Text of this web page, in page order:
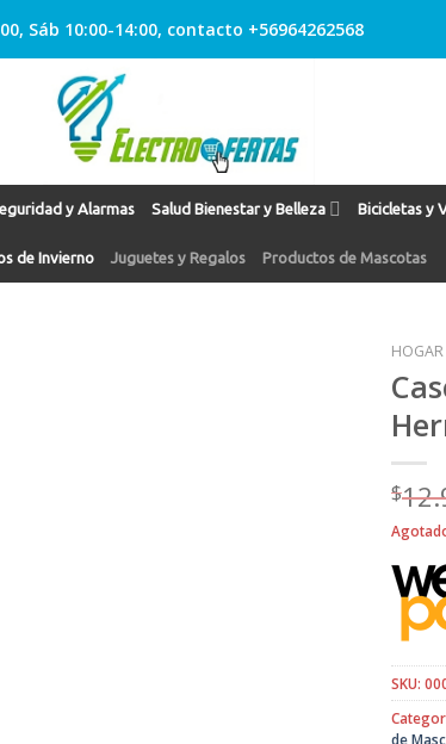
Sáb 10:00-14:00, contacto +56964262568
y Alarmas Salud Bienestar y Belleza Bicicletas y
de Invierno Juguetes y Regalos Productos de Mascotas
HOGAR
$
SKU:
de